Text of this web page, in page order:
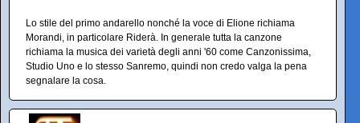
Lo stile del primo andarello nonché la voce di Elione richiama
Morandi, in particolare Riderà. In generale tutta la canzone
richiama la musica dei varietà degli anni '60 come Canzonissima,
Studio Uno e lo stesso Sanremo, quindi non credo valga la pena
segnalare la cosa.